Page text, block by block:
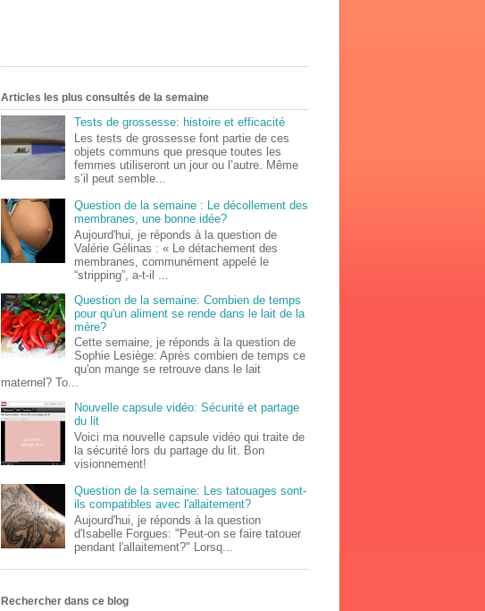
Articles les plus consultés de la semaine
Tests de grossesse: histoire et efficacité
Les tests de grossesse font partie de ces
objets communs que presque toutes les
femmes utiliseront un jour ou l’autre. Même
s’il peut semble...
Question de la semaine : Le décollement des
membranes, une bonne idée?
Aujourd'hui, je réponds à la question de
Valérie Gélinas : « Le détachement des
membranes, communément appelé le
“stripping”, a-t-il ...
Question de la semaine: Combien de temps
pour qu'un aliment se rende dans le lait de la
mère?
Cette semaine, je réponds à la question de
Sophie Lesiège: Après combien de temps ce
qu'on mange se retrouve dans le lait
maternel? To...
Nouvelle capsule vidéo: Sécurité et partage
du lit
Voici ma nouvelle capsule vidéo qui traite de
la sécurité lors du partage du lit. Bon
visionnement!
Question de la semaine: Les tatouages sont-
ils compatibles avec l'allaitement?
Aujourd'hui, je réponds à la question
d'Isabelle Forgues: "Peut-on se faire tatouer
pendant l'allaitement?" Lorsq...
Rechercher dans ce blog